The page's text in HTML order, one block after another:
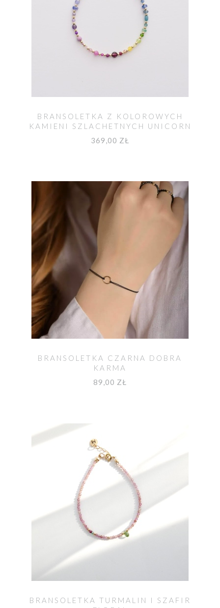
BRANSOLETKA Z KOLOROWYCH
KAMIENI SZLACHETNYCH UNICORN
369,00 ZŁ
BRANSOLETKA CZARNA DOBRA
KARMA
89,00 ZŁ
BRANSOLETKA TURMALIN I SZAFIR